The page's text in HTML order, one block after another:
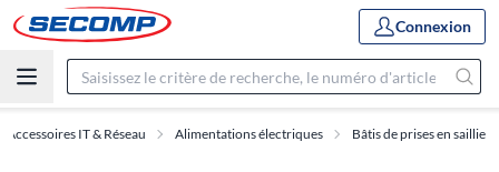
Connexion
Accessoires IT & Réseau Alimentations électriques Bâtis de prises en saillie